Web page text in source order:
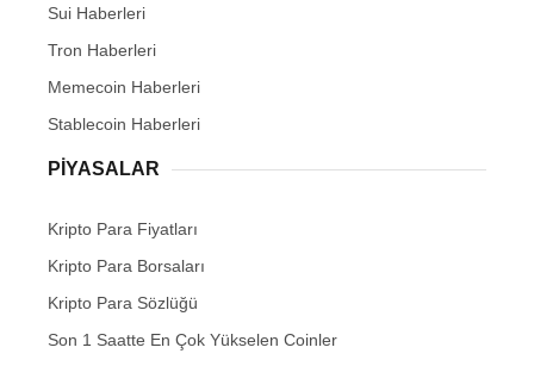
Sui Haberleri
Tron Haberleri
Memecoin Haberleri
Stablecoin Haberleri
PIYASALAR
Kripto Para Fiyatları
Kripto Para Borsaları
Kripto Para Sözlüğü
Son 1 Saatte En Çok Yükselen Coinler